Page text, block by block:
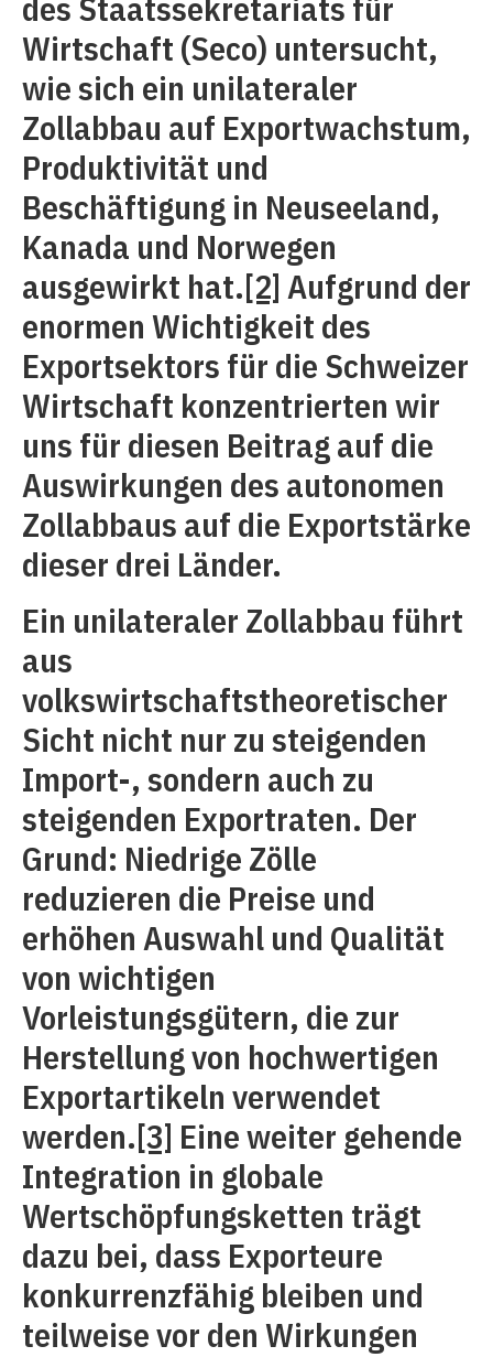
des Staatssekretariats für
Wirtschaft (Seco) untersucht,
wie sich ein unilateraler
Zollabbau auf Exportwachstum,
Produktivität und
Beschäftigung in Neuseeland,
Kanada und Norwegen
ausgewirkt hat.[2] Aufgrund der
enormen Wichtigkeit des
Exportsektors für die Schweizer
Wirtschaft konzentrierten wir
uns für diesen Beitrag auf die
Auswirkungen des autonomen
Zollabbaus auf die Exportstärke
dieser drei Länder.
Ein unilateraler Zollabbau führt
aus
volkswirtschaftstheoretischer
Sicht nicht nur zu steigenden
Import-, sondern auch zu
steigenden Exportraten. Der
Grund: Niedrige Zölle
reduzieren die Preise und
erhöhen Auswahl und Qualität
von wichtigen
Vorleistungsgütern, die zur
Herstellung von hochwertigen
Exportartikeln verwendet
werden.[3] Eine weiter gehende
Integration in globale
Wertschöpfungsketten trägt
dazu bei, dass Exporteure
konkurrenzfähig bleiben und
teilweise vor den Wirkungen